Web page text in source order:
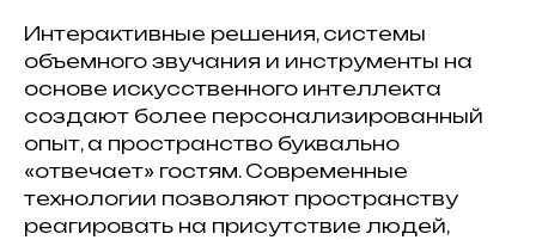
Интерактивные решения, системы
объемного звучания и инструменты на
основе искусственного интеллекта
создают более персонализированный
опыт, а пространство буквально
«отвечает» гостям. Современные
технологии позволяют пространству
реагировать на присутствие людей,